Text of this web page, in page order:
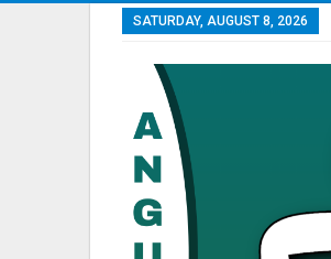
SATURDAY, AUGUST 8, 2026